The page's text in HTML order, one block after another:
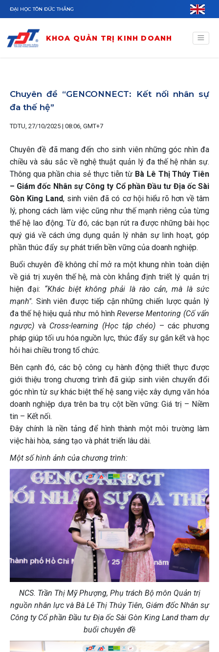
Nhảy đến nội dung
ĐẠI HỌC TÔN ĐỨC THẮNG
KHOA QUẢN TRỊ KINH DOANH
Chuyên đề “GENCONNECT: Kết nối nhân sự
đa thế hệ”
TDTU, 27/10/2025 | 08:06, GMT+7
Chuyên đề đã mang đến cho sinh viên những góc nhìn đa
chiều và sâu sắc về nghệ thuật quản lý đa thế hệ nhân sự.
Thông qua phần chia sẻ thực tiễn từ Bà Lê Thị Thúy Tiên
– Giám đốc Nhân sự Công ty Cổ phần Đầu tư Địa ốc Sài
Gòn King Land, sinh viên đã có cơ hội hiểu rõ hơn về tâm
lý, phong cách làm việc cũng như thế mạnh riêng của từng
thế hệ lao động. Từ đó, các bạn rút ra được những bài học
quý giá về cách ứng dụng quản lý nhân sự linh hoạt, góp
phần thúc đẩy sự phát triển bền vững của doanh nghiệp.
Buổi chuyên đề không chỉ mở ra một khung nhìn toàn diện
về giá trị xuyên thế hệ, mà còn khẳng định triết lý quản trị
hiện đại: “Khác biệt không phải là rào cản, mà là sức
mạnh". Sinh viên được tiếp cận những chiến lược quản lý
đa thế hệ hiệu quả như mô hìnhReverse Mentoring (Cố vấn
ngược) và Cross-learning (Học tập chéo) – các phương
pháp giúp tối ưu hóa nguồn lực, thúc đẩy sự gắn kết và học
hỏi hai chiều trong tổ chức.
Bên cạnh đó, các bộ công cụ hành động thiết thực được
giới thiệu trong chương trình đã giúp sinh viên chuyển đổi
góc nhìn từ sự khác biệt thế hệ sang việc xây dựng văn hóa
doanh nghiệp dựa trên ba trụ cột bền vững: Giá trị – Niềm
tin – Kết nối.
Đây chính là nền tảng để hình thành một môi trường làm
việc hài hòa, sáng tạo và phát triển lâu dài.
Một số hình ảnh của chương trình:
NCS. Trần Thị Mỹ Phượng, Phụ trách Bộ môn Quản trị
nguồn nhân lực và Bà Lê Thị Thúy Tiên, Giám đốc Nhân sự
Công ty Cổ phần Đầu tư Địa ốc Sài Gòn King Landtham dự
buổi chuyên đề